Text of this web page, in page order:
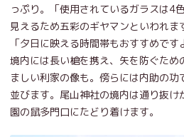
っぷり。「使用されているガラスは4
見えるため五彩のギヤマンといわれま
「夕日に映える時間帯もおすすめです
境内には長い槍を携え、矢を防ぐため
ましい利家の像も。傍らには内助の
並びます。尾山神社の境内は通り抜
園の鼠多門口にたどり着けます。